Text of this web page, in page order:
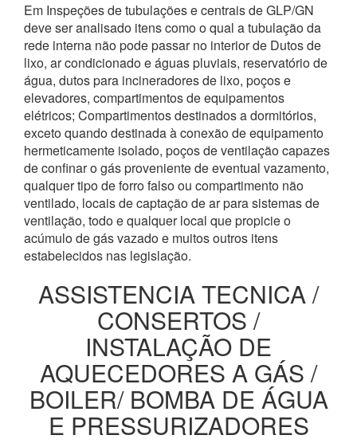
Em Inspeções de tubulações e centrais de GLP/GN
deve ser analisado itens como o qual a tubulação da
rede interna não pode passar no interior de Dutos de
lixo, ar condicionado e águas pluviais, reservatório de
água, dutos para incineradores de lixo, poços e
elevadores, compartimentos de equipamentos
elétricos; Compartimentos destinados a dormitórios,
exceto quando destinada à conexão de equipamento
hermeticamente isolado, poços de ventilação capazes
de confinar o gás proveniente de eventual vazamento,
qualquer tipo de forro falso ou compartimento não
ventilado, locais de captação de ar para sistemas de
ventilação, todo e qualquer local que propicie o
acúmulo de gás vazado e muitos outros itens
estabelecidos nas legislação.
ASSISTENCIA TECNICA /
CONSERTOS /
INSTALAÇÃO DE
AQUECEDORES A GÁS /
BOILER/ BOMBA DE ÁGUA
E PRESSURIZADORES